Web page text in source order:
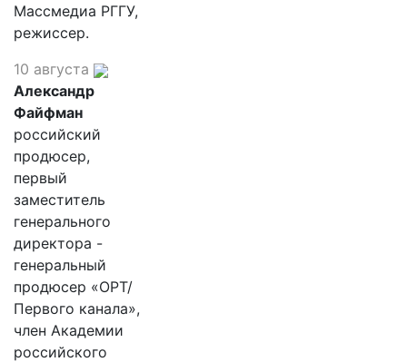
Массмедиа РГГУ,
режиссер.
10 августа
Александр
Файфман
российский
продюсер,
первый
заместитель
генерального
директора -
генеральный
продюсер «ОРТ/
Первого канала»,
член Академии
российского